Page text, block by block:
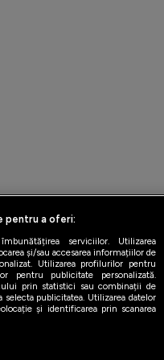
Gestionați preferințele
pentru a oferi:
serviciilor. Utilizarea
și/sau accesarea informațiilor de
Utilizarea profilurilor pentru
pentru publicitate personalizată.
prin statistici sau combinații de
publicitatea. Utilizarea datelor
și identificarea prin scanarea